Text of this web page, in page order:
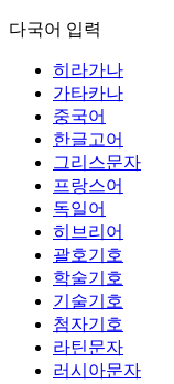
다국어 입력
히라가나
가타카나
중국어
한글고어
그리스문자
프랑스어
독일어
히브리어
괄호기호
학술기호
기술기호
첨자기호
라틴문자
러시아문자